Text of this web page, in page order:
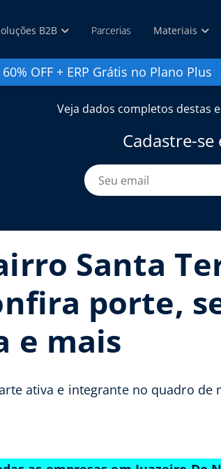
B2B Parcerias Materiais
60% OFF + ERP Grátis no Plano Plus
Veja dados completos destas
Cadastre-se
Santa
porte,
e mais
ativa e integrante no quadro